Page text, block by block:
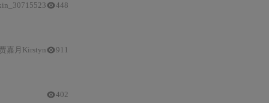
448
贾嘉月Kirstyn 911
402